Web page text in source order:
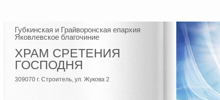
Губкинская и Грайворонская епархия
Яковлевское благочиние
ХРАМ СРЕТЕНИЯ
ГОСПОДНЯ
309070 г. Строитель, ул. Жукова 2